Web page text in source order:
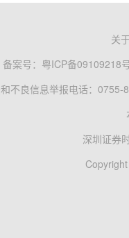
关
备案号： 粤ICP备09109218
不良信息举报电话：0755-
深圳证券